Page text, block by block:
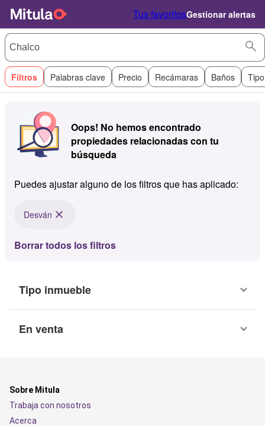
Tus favoritosGestionar alertas
Filtros Palabras clave Precio Recámaras Baños
Oops! No hemos encontrado
propiedades relacionadas con tu
búsqueda
Puedes ajustar alguno de los filtros que has aplicado:
Desván
Borrar todos los filtros
Tipo inmueble
En venta
Sobre Mitula
Trabaja con nosotros
Acerca